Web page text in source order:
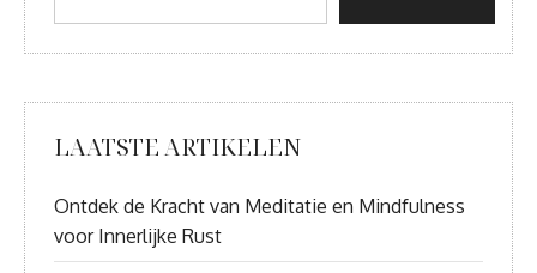
LAATSTE ARTIKELEN
Ontdek de Kracht van Meditatie en Mindfulness
voor Innerlijke Rust